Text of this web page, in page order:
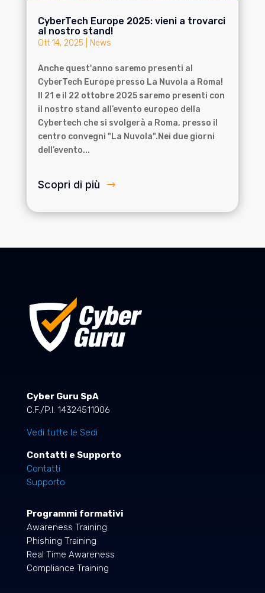
CyberTech Europe 2025: vieni a trovarci
al nostro stand!
Ott 14, 2025 News
Anche quest'anno saremo presenti al
CyberTech Europe presso La Nuvola a Roma!
Il 21 e il 22 ottobre 2025 saremo presenti con
il nostro stand all’evento europeo della
Cybertech che si svolgerà a Roma, presso il
centro convegni "La Nuvola".Nei due giorni
dell’evento...
Scopri di più
Cyber Guru SpA
C.F./P.I. 14324511006
Vedi tutte le Sedi
Contatti e Supporto
Contatti
Supporto
Programmi formativi
Awareness Training
Phishing Training
Real Time Awareness
Compliance Training